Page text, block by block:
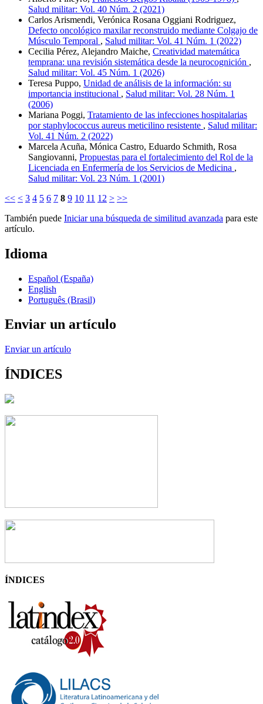
Salud militar: Vol. 40 Núm. 2 (2021)
Carlos Arismendi, Verónica Rosana Oggiani Rodriguez,
Defecto oncológico maxilar reconstruido mediante Colgajo de
Músculo Temporal , Salud militar: Vol. 41 Núm. 1 (2022)
Cecilia Pérez, Alejandro Maiche, Creatividad matemática
temprana: una revisión sistemática desde la neurocognición ,
Salud militar: Vol. 45 Núm. 1 (2026)
Teresa Puppo, Unidad de análisis de la información: su
importancia institucional , Salud militar: Vol. 28 Núm. 1
(2006)
Mariana Poggi, Tratamiento de las infecciones hospitalarias
por staphylococcus aureus meticilino resistente , Salud militar:
Vol. 41 Núm. 2 (2022)
Marcela Acuña, Mónica Castro, Eduardo Schmith, Rosa
Sangiovanni, Propuestas para el fortalecimiento del Rol de la
Licenciada en Enfermería de los Servicios de Medicina ,
Salud militar: Vol. 23 Núm. 1 (2001)
<< < 3 4 5 6 7 8 9 10 11 12 > >>
También puede Iniciar una búsqueda de similitud avanzada para este
artículo.
Idioma
Español (España)
English
Português (Brasil)
Enviar un artículo
Enviar un artículo
ÍNDICES
ÍNDICES